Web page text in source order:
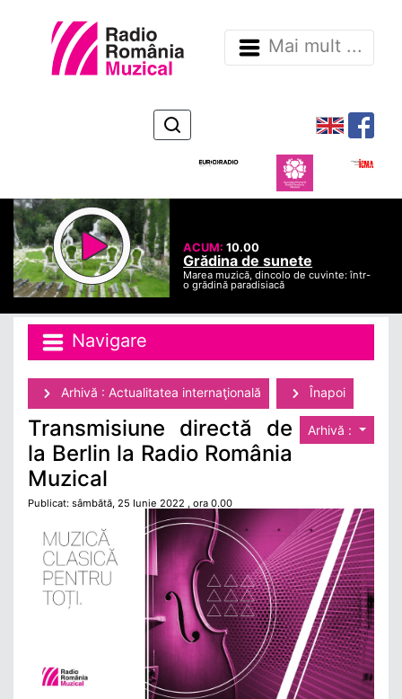
Mai mult ...
ACUM:10.00
Grădina de sunete
Marea muzică, dincolo de cuvinte: într-
o grădină paradisiacă
Navigare
Arhivă : Actualitatea internaţională Înapoi
Arhivă :
Transmisiune directă de
la Berlin la Radio România
Muzical
Publicat: sâmbătă, 25 Iunie 2022 , ora 0.00